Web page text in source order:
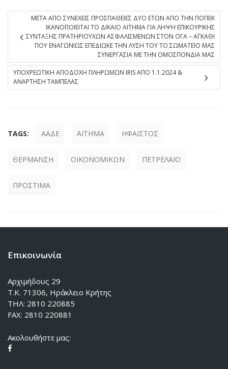
ΜΕΤΑ ΑΠΟ ΣΥΝΕΧΕΙΣ ΠΡΟΣΠΑΘΕΙΕΣ ΔΥΟ ΕΤΩΝ ΑΠΟ ΤΗΝ ΠΟΠΕΚ
ΙΚΑΝΟΠΟΙΕΙΤΑΙ ΤΟ ΔΙΚΑΙΟ ΑΙΤΗΜΑ ΓΙΑ ΛΗΨΗ ΕΠΙΚΟΥΡΙΚΗΣ
ΣΥΝΤΑΞΗΣ ΠΡΑΤΗΡΙΟΥΧΩΝ ΑΣΦΑΛΙΣΜΕΝΩΝ ΣΤΟΝ ΟΓΑ – ΑΓΚΑΘΙ
ΠΟΥ ΕΝΑΓΩΝΙΩΣ ΕΠΕΔΙΩΚΕ ΤΗΝ ΛΥΣΗ ΤΟΥ ΤΟ ΣΩΜΑΤΕΙΟ ΜΑΣ
ΣΥΝΕΡΓΑΣΙΑ ΜΕ ΤΗΝ ΟΜΟΣΠΟΝΔΙΑ ΜΑΣ
ΥΠΟΧΡΕΩΤΙΚΗ ΑΠΟΔΟΧΗ ΠΛΗΡΩΜΩΝ IRIS ΑΠΟ 1.1.2024 &
ΑΝΑΡΤΗΣΗ ΤΑΜΠΕΛΑΣ
TAGS: ΑΑΔΕ ΑΙΤΗΜΑ ΗΦΑΙΣΤΟΣ
ΘΕΡΜΑΝΣΗ ΟΙΚΟΝΟΜΙΚΩΝ ΠΕΤΡΕΛΑΙΟ
ΠΡΟΣΤΙΜΑ
Επικοινωνία
Αρχιμήδους 29
Τ.Κ. 71306, Ηράκλειο Κρήτης
ΤΗΛ: 2810 220885
FAX: 2810 220881
Ακολουθήστε μας: